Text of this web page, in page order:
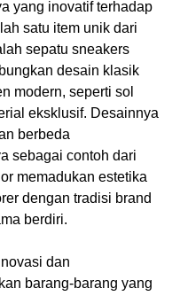
yang inovatif terhadap
satu item unik dari
sepatu sneakers
desain klasik
modern, seperti sol
eksklusif. Desainnya
berbeda
sebagai contoh dari
memadukan estetika
dengan tradisi brand
berdiri.
dan
barang-barang yang